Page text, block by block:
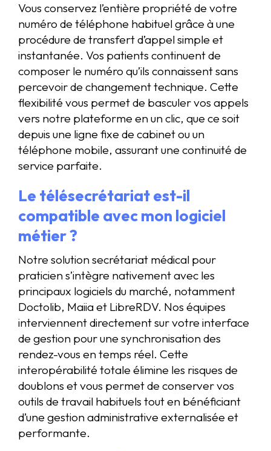
Vous conservez l’entière propriété de votre
numéro de téléphone habituel grâce à une
procédure de transfert d’appel simple et
instantanée. Vos patients continuent de
composer le numéro qu’ils connaissent sans
percevoir de changement technique. Cette
flexibilité vous permet de basculer vos appels
vers notre plateforme en un clic, que ce soit
depuis une ligne fixe de cabinet ou un
téléphone mobile, assurant une continuité de
service parfaite.
Le télésecrétariat est-il
compatible avec mon logiciel
métier ?
Notre solution secrétariat médical pour
praticien s’intègre nativement avec les
principaux logiciels du marché, notamment
Doctolib, Maiia et LibreRDV. Nos équipes
interviennent directement sur votre interface
de gestion pour une synchronisation des
rendez-vous en temps réel. Cette
interopérabilité totale élimine les risques de
doublons et vous permet de conserver vos
outils de travail habituels tout en bénéficiant
d’une gestion administrative externalisée et
performante.